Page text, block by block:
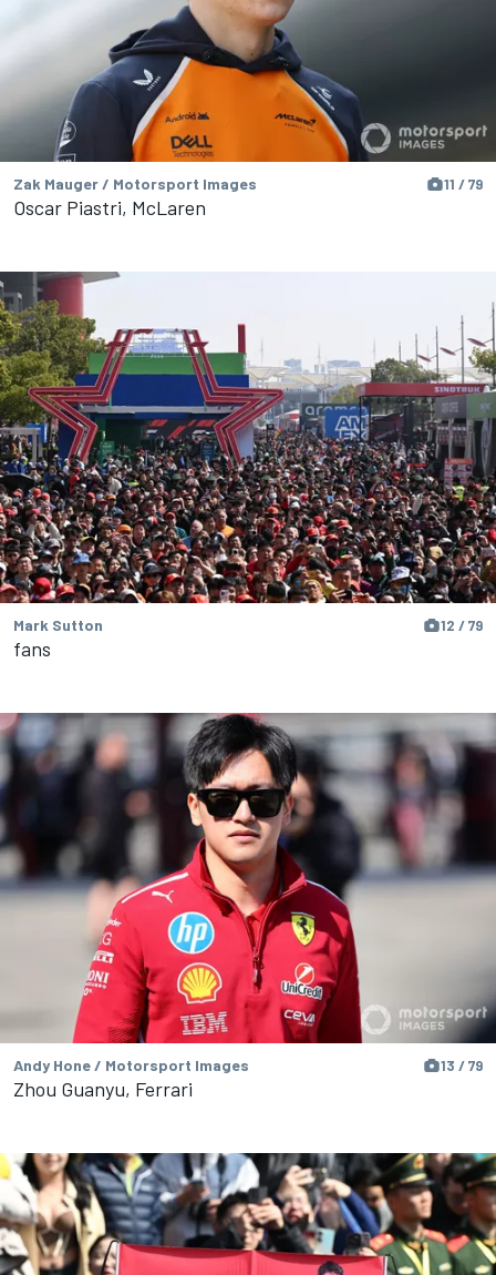
Zak Mauger / Motorsport Images 11 / 79
Oscar Piastri, McLaren
Mark Sutton 12 / 79
fans
Andy Hone / Motorsport Images 13 / 79
Zhou Guanyu, Ferrari